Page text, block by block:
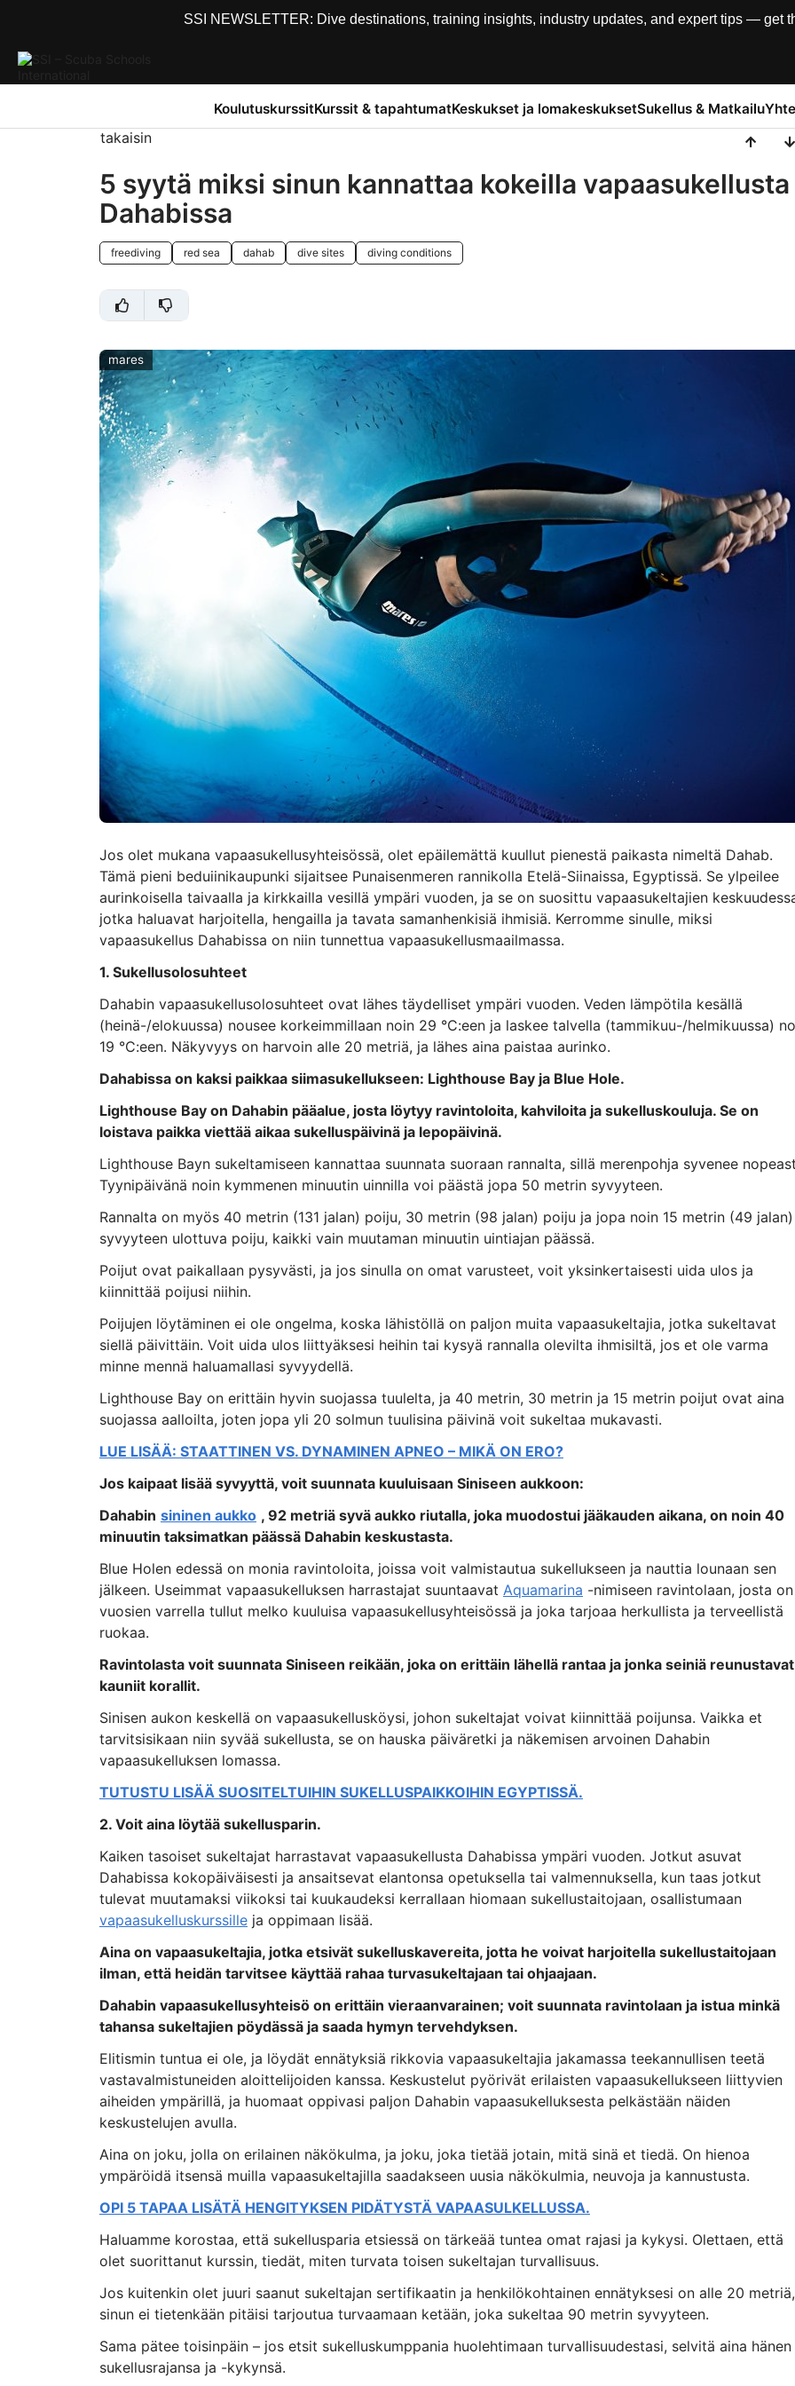
SSI NEWSLETTER: Dive destinations, training insights, industry updates, and expert tips — get
KoulutuskurssitKurssit & tapahtumatKeskukset ja lomakeskuksetSukellus & Matkailu
takaisin
5 syytä miksi sinun kannattaa kokeilla vapaasukellusta
Dahabissa
freediving red sea dahab dive sites diving conditions
mares
Jos olet mukana vapaasukellusyhteisössä, olet epäilemättä kuullut pienestä paikasta nimeltä Dahab.
Tämä pieni beduiinikaupunki sijaitsee Punaisenmeren rannikolla Etelä-Siinaissa, Egyptissä. Se ylpeilee
aurinkoisella taivaalla ja kirkkailla vesillä ympäri vuoden, ja se on suosittu vapaasukeltajien
jotka haluavat harjoitella, hengailla ja tavata samanhenkisiä ihmisiä. Kerromme sinulle, miksi
vapaasukellus Dahabissa on niin tunnettua vapaasukellusmaailmassa.
1. Sukellusolosuhteet
Dahabin vapaasukellusolosuhteet ovat lähes täydelliset ympäri vuoden. Veden lämpötila kesällä
(heinä-/elokuussa) nousee korkeimmillaan noin 29 °C:een ja laskee talvella (tammikuu-/helmikuussa)
19 °C:een. Näkyvyys on harvoin alle 20 metriä, ja lähes aina paistaa aurinko.
Dahabissa on kaksi paikkaa siimasukellukseen: Lighthouse Bay ja Blue Hole.
Lighthouse Bay on Dahabin pääalue, josta löytyy ravintoloita, kahviloita ja sukelluskouluja. Se on
loistava paikka viettää aikaa sukelluspäivinä ja lepopäivinä.
Lighthouse Bayn sukeltamiseen kannattaa suunnata suoraan rannalta, sillä merenpohja syvenee
Tyynipäivänä noin kymmenen minuutin uinnilla voi päästä jopa 50 metrin syvyyteen.
Rannalta on myös 40 metrin (131 jalan) poiju, 30 metrin (98 jalan) poiju ja jopa noin 15 metrin (49 jalan)
syvyyteen ulottuva poiju, kaikki vain muutaman minuutin uintiajan päässä.
Poijut ovat paikallaan pysyvästi, ja jos sinulla on omat varusteet, voit yksinkertaisesti uida ulos ja
kiinnittää poijusi niihin.
Poijujen löytäminen ei ole ongelma, koska lähistöllä on paljon muita vapaasukeltajia, jotka sukeltavat
siellä päivittäin. Voit uida ulos liittyäksesi heihin tai kysyä rannalla olevilta ihmisiltä, jos et ole varma
minne mennä haluamallasi syvyydellä.
Lighthouse Bay on erittäin hyvin suojassa tuulelta, ja 40 metrin, 30 metrin ja 15 metrin poijut ovat aina
suojassa aalloilta, joten jopa yli 20 solmun tuulisina päivinä voit sukeltaa mukavasti.
LUE LISÄÄ: STAATTINEN VS. DYNAMINEN APNEO – MIKÄ ON ERO?
Jos kaipaat lisää syvyyttä, voit suunnata kuuluisaan Siniseen aukkoon:
Dahabin sininen aukko , 92 metriä syvä aukko riutalla, joka muodostui jääkauden aikana, on noin 40
minuutin taksimatkan päässä Dahabin keskustasta.
Blue Holen edessä on monia ravintoloita, joissa voit valmistautua sukellukseen ja nauttia lounaan sen
jälkeen. Useimmat vapaasukelluksen harrastajat suuntaavat Aquamarina -nimiseen ravintolaan, josta on
vuosien varrella tullut melko kuuluisa vapaasukellusyhteisössä ja joka tarjoaa herkullista ja terveellistä
ruokaa.
Ravintolasta voit suunnata Siniseen reikään, joka on erittäin lähellä rantaa ja jonka seiniä reunustavat
kauniit korallit.
Sinisen aukon keskellä on vapaasukellusköysi, johon sukeltajat voivat kiinnittää poijunsa. Vaikka et
tarvitsisikaan niin syvää sukellusta, se on hauska päiväretki ja näkemisen arvoinen Dahabin
vapaasukelluksen lomassa.
TUTUSTU LISÄÄ SUOSITELTUIHIN SUKELLUSPAIKKOIHIN EGYPTISSÄ.
2. Voit aina löytää sukellusparin.
Kaiken tasoiset sukeltajat harrastavat vapaasukellusta Dahabissa ympäri vuoden. Jotkut asuvat
Dahabissa kokopäiväisesti ja ansaitsevat elantonsa opetuksella tai valmennuksella, kun taas jotkut
tulevat muutamaksi viikoksi tai kuukaudeksi kerrallaan hiomaan sukellustaitojaan, osallistumaan
vapaasukelluskurssilleja oppimaan lisää.
Aina on vapaasukeltajia, jotka etsivät sukelluskavereita, jotta he voivat harjoitella sukellustaitojaan
ilman, että heidän tarvitsee käyttää rahaa turvasukeltajaan tai ohjaajaan.
Dahabin vapaasukellusyhteisö on erittäin vieraanvarainen; voit suunnata ravintolaan ja istua minkä
tahansa sukeltajien pöydässä ja saada hymyn tervehdyksen.
Elitismin tuntua ei ole, ja löydät ennätyksiä rikkovia vapaasukeltajia jakamassa teekannullisen teetä
vastavalmistuneiden aloittelijoiden kanssa. Keskustelut pyörivät erilaisten vapaasukellukseen liittyvien
aiheiden ympärillä, ja huomaat oppivasi paljon Dahabin vapaasukelluksesta pelkästään näiden
keskustelujen avulla.
Aina on joku, jolla on erilainen näkökulma, ja joku, joka tietää jotain, mitä sinä et tiedä. On hienoa
ympäröidä itsensä muilla vapaasukeltajilla saadakseen uusia näkökulmia, neuvoja ja kannustusta.
OPI 5 TAPAA LISÄTÄ HENGITYKSEN PIDÄTYSTÄ VAPAASULKELLUSSA.
Haluamme korostaa, että sukellusparia etsiessä on tärkeää tuntea omat rajasi ja kykysi. Olettaen, että
olet suorittanut kurssin, tiedät, miten turvata toisen sukeltajan turvallisuus.
Jos kuitenkin olet juuri saanut sukeltajan sertifikaatin ja henkilökohtainen ennätyksesi on alle 20 metriä,
sinun ei tietenkään pitäisi tarjoutua turvaamaan ketään, joka sukeltaa 90 metrin syvyyteen.
Sama pätee toisinpäin – jos etsit sukelluskumppania huolehtimaan turvallisuudestasi, selvitä aina hänen
sukellusrajansa ja -kykynsä.